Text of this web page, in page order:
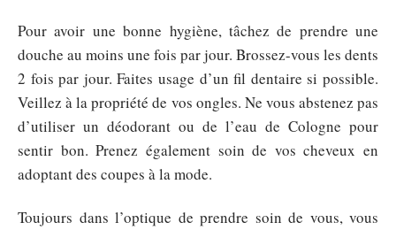
Pour avoir une bonne hygiène, tâchez de prendre une
douche au moins une fois par jour. Brossez-vous les dents
2 fois par jour. Faites usage d’un fil dentaire si possible.
Veillez à la propriété de vos ongles. Ne vous abstenez pas
d’utiliser un déodorant ou de l’eau de Cologne pour
sentir bon. Prenez également soin de vos cheveux en
adoptant des coupes à la mode.
Toujours dans l’optique de prendre soin de vous, vous